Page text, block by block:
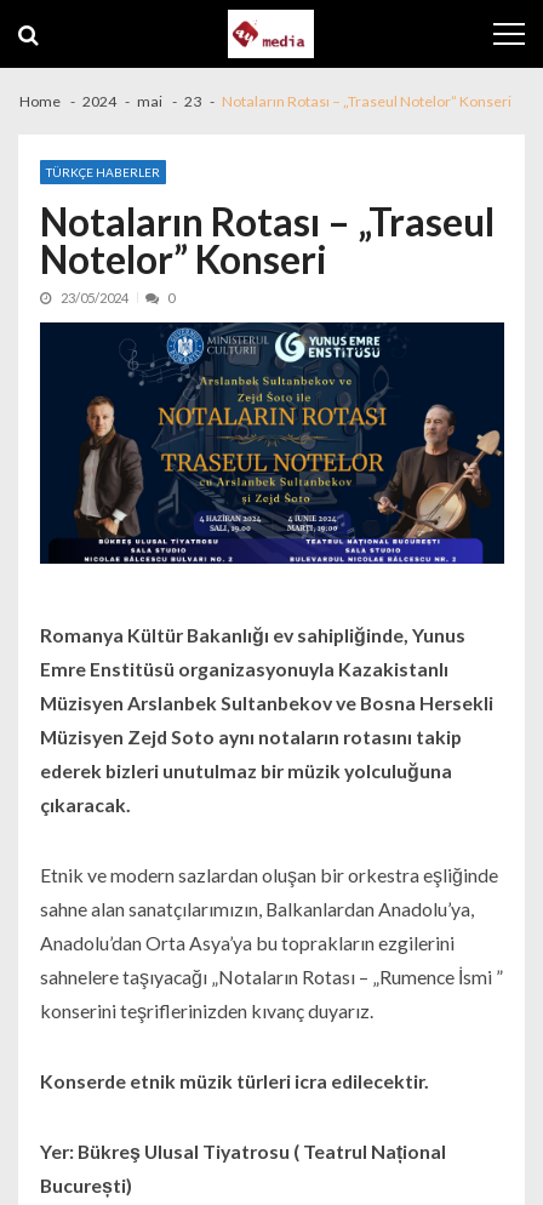
Home 2024 mai 23 Notaların Rotası – „Traseul Notelor” Konseri
TÜRKÇE HABERLER
Notaların Rotası – „Traseul
Notelor” Konseri
23/05/2024 0
Romanya Kültür Bakanlığı ev sahipliğinde, Yunus
Emre Enstitüsü organizasyonuyla Kazakistanlı
Müzisyen Arslanbek Sultanbekov ve Bosna Hersekli
Müzisyen Zejd Soto aynı notaların rotasını takip
ederek bizleri unutulmaz bir müzik yolculuğuna
çıkaracak.
Etnik ve modern sazlardan oluşan bir orkestra eşliğinde
sahne alan sanatçılarımızın, Balkanlardan Anadolu’ya,
Anadolu’dan Orta Asya’ya bu toprakların ezgilerini
sahnelere taşıyacağı „Notaların Rotası – „Rumence İsmi ”
konserini teşriflerinizden kıvanç duyarız.
Konserde etnik müzik türleri icra edilecektir.
Yer: Bükreş Ulusal Tiyatrosu ( Teatrul Național
București)